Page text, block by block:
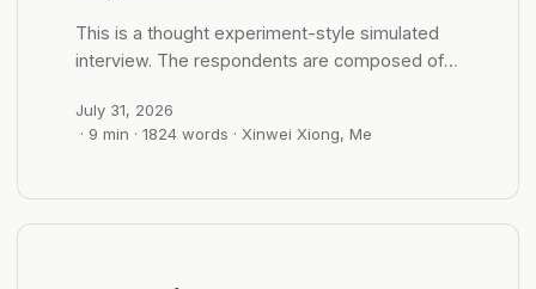
This is a thought experiment-style simulated
interview. The respondents are composed of
economics perspectives, and do not represent
any real individuals’ original statements. In my
structures colonize personality. At that time, I
studied several founders and observed myself.
July 31, 2026
· 9 min · 1824 words · Xinwei Xiong, Me